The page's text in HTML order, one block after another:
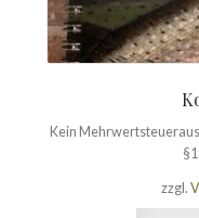
Kein
zzgl.